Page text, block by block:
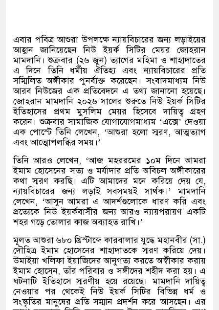
এবার পবিত্র আশুরা উপলক্ষে ন্যায়বিচারের জন্য লড়াইয়ের
আহ্বান জানিয়েছেন নিউ ইয়র্ক সিটির মেয়র জোহরান
মামদানি। শুক্রবার (২৬ জুন)ত্যাগের মহিমা ও শাহাদাতের
এ দিনে তিনি ধর্মীয় ঐতিহ্য এবং ন্যায়বিচারের প্রতি
সম্মিলিত অঙ্গীকার পুনর্ব্যক্ত করেছেন। সংবাদমাধ্যম নিউ
আরব নিউজের এক প্রতিবেদনে এ তথ্য জানানো হয়েছে।
জোহরান মামদানি ২০২৬ সালের শুরুতে নিউ ইয়র্ক সিটির
ইতিহাসের প্রথম মুসলিম মেয়র হিসেবে দায়িত্ব গ্রহণ
করেন। শুক্রবার সামাজিক যোগাযোগমাধ্যম ‘এক্সে’দেওয়া
এক পোস্টে তিনি লেখেন, ‘আশুরা হলো স্মরণ,আত্মত্যাগ
এবং আত্মোপলব্ধির সময়।’
তিনি আরও লেখেন, ‘আজ মহররমের ১০ম দিনে আমরা
ইমাম হোসেনের সত্য ও মর্যাদার প্রতি অবিচল অঙ্গীকারের
কথা স্মরণ করছি। এটি আমাদের মনে করিয়ে দেয় যে,
ন্যায়বিচারের জন্য লড়াই সবসময়ই সার্থক।’মামদানি
লেখেন, ‘আসুন আমরা এ আদর্শগুলোকে ধারণ করি এবং
প্রত্যেকে নিউ ইয়র্কবাসীর জন্য আরও ন্যায়পরায়ণ একটি
শহর গড়ে তোলার কাজ অব্যাহত রাখি।’
মূলত আশুরা ৬৮০ খ্রিস্টাব্দে কারবালার যুদ্ধে মহানবীর(সা.)
দৌহিত্র ইমাম হোসেনের শাহাদাতকে স্মরণ করিয়ে দেয়।
উমাইয়া খলিফা ইয়াজিদের আনুগত্য করতে অস্বীকার করায়
ইমাম হোসেন,তাঁর পরিবার ও সঙ্গীদের শহীদ করা হয়। এ
ঘটনাটি ইতিহাসে স্মরণীয় হয়ে রয়েছে। মামদানি দায়িত্ব
নেওয়ার পর থেকেই নিউ ইয়র্ক সিটির বিভিন্ন ধর্ম ও
সংস্কৃতির মানুষের প্রতি সম্মান প্রদর্শন করে আসছেন। এর